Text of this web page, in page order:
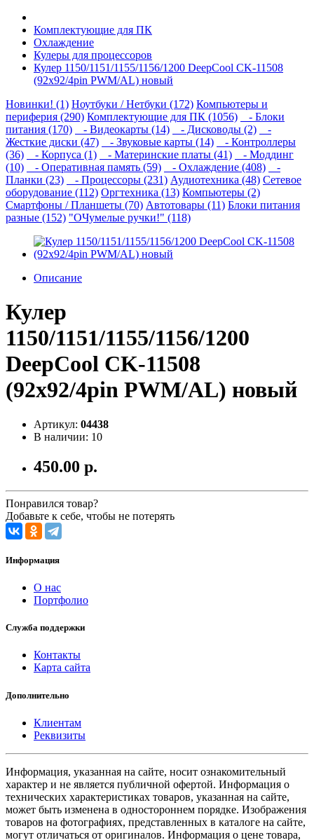
Комплектующие для ПК
Охлаждение
Кулеры для процессоров
Кулер 1150/1151/1155/1156/1200 DeepCool CK-11508
(92x92/4pin PWM/AL) новый
Новинки! (1) Ноутбуки / Нетбуки (172) Компьютеры и
периферия (290) Комплектующие для ПК (1056)
- Блоки
питания (170)
- Видеокарты (14) - Дисководы (2)
-
Жесткие диски (47)
- Звуковые карты (14)
- Контроллеры
(36)
- Корпуса (1) - Материнские платы (41)
- Моддинг
(10)
- Оперативная память (59) - Охлаждение (408)
-
Планки (23)
- Процессоры (231) Аудиотехника (48) Сетевое
оборудование (112) Оргтехника (13) Компьютеры (2)
Смартфоны / Планшеты (70) Автотовары (11) Блоки питания
разные (152) "ОЧумелые ручки!" (118)
Описание
Кулер
1150/1151/1155/1156/1200
DeepCool CK-11508
(92x92/4pin PWM/AL) новый
Артикул: 04438
В наличии: 10
450.00 р.
Понравился товар?
Добавьте к себе, чтобы не потерять
Информация
О нас
Портфолио
Служба поддержки
Контакты
Карта сайта
Дополнительно
Клиентам
Реквизиты
Информация, указанная на сайте, носит ознакомительный
характер и не является публичной офертой. Информация о
технических характеристиках товаров, указанная на сайте,
может быть изменена в одностороннем порядке. Изображения
товаров на фотографиях, представленных в каталоге на сайте,
могут отличаться от оригиналов. Информация о цене товара,